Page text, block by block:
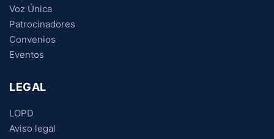
Voz Única
Patrocinadores
Convenios
Eventos
LEGAL
LOPD
Aviso legal